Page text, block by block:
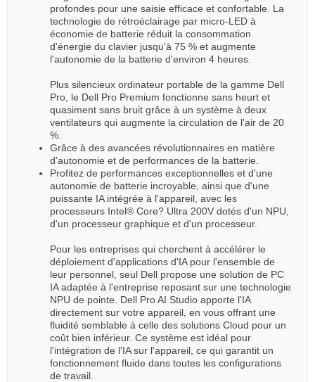
profondes pour une saisie efficace et confortable. La
technologie de rétroéclairage par micro-LED à
économie de batterie réduit la consommation
d'énergie du clavier jusqu'à 75 % et augmente
l'autonomie de la batterie d'environ 4 heures.
Plus silencieux ordinateur portable de la gamme Dell
Pro, le Dell Pro Premium fonctionne sans heurt et
quasiment sans bruit grâce à un système à deux
ventilateurs qui augmente la circulation de l'air de 20
%.
Grâce à des avancées révolutionnaires en matière
d'autonomie et de performances de la batterie.
Profitez de performances exceptionnelles et d'une
autonomie de batterie incroyable, ainsi que d'une
puissante IA intégrée à l'appareil, avec les
processeurs Intel® Core? Ultra 200V dotés d'un NPU,
d'un processeur graphique et d'un processeur.
Pour les entreprises qui cherchent à accélérer le
déploiement d'applications d'IA pour l'ensemble de
leur personnel, seul Dell propose une solution de PC
IA adaptée à l'entreprise reposant sur une technologie
NPU de pointe. Dell Pro AI Studio apporte l'IA
directement sur votre appareil, en vous offrant une
fluidité semblable à celle des solutions Cloud pour un
coût bien inférieur. Ce système est idéal pour
l'intégration de l'IA sur l'appareil, ce qui garantit un
fonctionnement fluide dans toutes les configurations
de travail.